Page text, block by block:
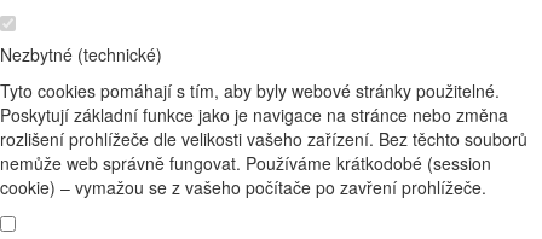
Nezbytné (technické)
Tyto cookies pomáhají s tím, aby byly webové stránky použitelné.
Poskytují základní funkce jako je navigace na stránce nebo změna
rozlišení prohlížeče dle velikosti vašeho zařízení. Bez těchto souborů
nemůže web správně fungovat. Používáme krátkodobé (session
cookie) – vymažou se z vašeho počítače po zavření prohlížeče.